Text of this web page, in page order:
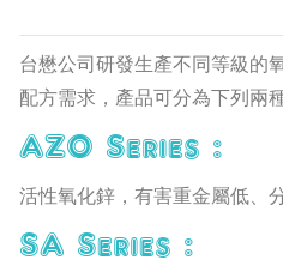
台懋公司研發生產不同等級的
配方需求，產品可分為下列兩
AZO Series :
活性氧化鋅，有害重金屬低、
SA Series :